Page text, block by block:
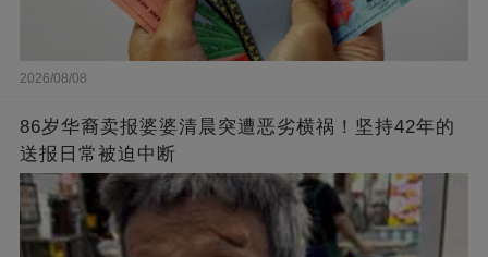
2026/08/08
86岁华裔卖报婆婆清晨突遭恶劣横祸！坚持42年的
送报日常被迫中断